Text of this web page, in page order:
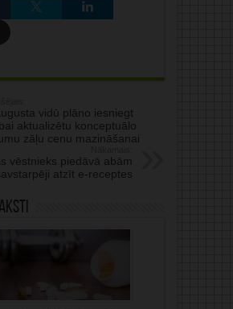
vidū plāno iesniegt
aktualizētu konceptuālo
zāļu cenu mazināšanai
vēstnieks piedāvā abām
atzīt e-receptes